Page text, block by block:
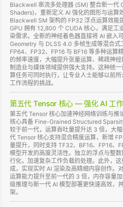
Blackwell 串流多处理器 (SM) 整合新一代
Shaders)，重新定义 AI 强化的图形与运算
Blackwell SM 架构的 FP32 浮点运算效能
GPU 拥有 12,800 个 CUDA 核心，满足工
染需求。全新的神经着色器直接将 AI 嵌入
Geometry 与 DLSS 4.0 多帧生成等混合
FP64、FP32、FP16 与 BF16 等多种运算
的频率速度，大幅提升张量运算、稀疏神经
制造业与媒体领域提供强大支持。这种统
算任务可同时执行，让专业人士能够以前
工作流程的挑战。
第五代 Tensor 核心 — 强化 AI 工
第五代 Tensor 核心加速神经网络训练与推
核心具备 Fine-Grained Structured
较于前一代，运算吞吐量提升达 3 倍，大
代 Tensor 核心支持混合精度运算，新增
量提升，同时支持 TF32、BF16、FP16、
模型开发的高度灵活性。独立的浮点与整
行化，加速复杂工作负载的处理。此外，
成，实现实时 AI 渲染及高精细内容创作。
运算能力提升至前一代的 3 倍，内存容量
级推理与新一代 AI 模型部署更快速高效，
架。